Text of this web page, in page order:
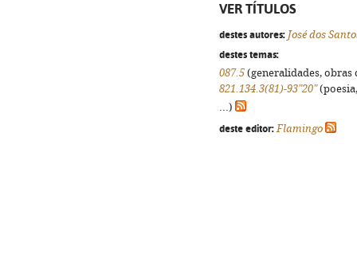
VER TÍTULOS
destes autores: José dos
destes temas:
087.5 (generalidades,
821.134.3(81)-93"20"
...)
deste editor: Flamingo